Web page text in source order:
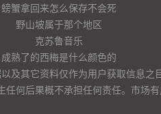
螃蟹拿回来怎么保存不会死
野山坡属于那个地区
克苏鲁音乐
成熟了的西梅是什么颜色的
及其它资料仅作为用户获取信息之
何后果概不承担任何责任。市场有